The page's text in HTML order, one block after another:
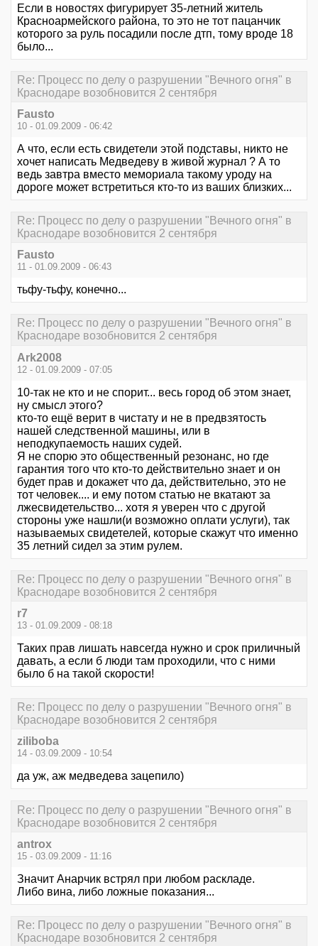
Если в новостях фигурирует 35-летний житель
Красноармейского района, то это не тот пацанчик
которого за руль посадили после дтп, тому вроде 18
было...
Re: Процесс по делу о разрушении "Вечного огня" в
Краснодаре возобновится 2 сентября
Fausto
10 - 01.09.2009 - 06:42
А что, если есть свидетели этой подставы, никто не
хочет написать Медведеву в живой журнал ? А то
ведь завтра вместо мемориала такому уроду на
дороге может встретиться кто-то из ваших близких...
Re: Процесс по делу о разрушении "Вечного огня" в
Краснодаре возобновится 2 сентября
Fausto
11 - 01.09.2009 - 06:43
тьфу-тьфу, конечно...
Re: Процесс по делу о разрушении "Вечного огня" в
Краснодаре возобновится 2 сентября
Ark2008
12 - 01.09.2009 - 07:05
10-так не кто и не спорит... весь город об этом знает,
ну смысл этого?
кто-то ещё верит в чистату и не в предвзятость
нашей следственной машины, или в
неподкупаемость наших судей.
Я не спорю это общественный резонанс, но где
гарантия того что кто-то действительно знает и он
будет прав и докажет что да, действительно, это не
тот человек.... и ему потом статью не вкатают за
лжесвидетельство... хотя я уверен что с другой
стороны уже нашли(и возможно оплати услуги), так
называемых свидетелей, которые скажут что именно
35 летний сидел за этим рулем.
Re: Процесс по делу о разрушении "Вечного огня" в
Краснодаре возобновится 2 сентября
r7
13 - 01.09.2009 - 08:18
Таких прав лишать навсегда нужно и срок приличный
давать, а если б люди там проходили, что с ними
было б на такой скорости!
Re: Процесс по делу о разрушении "Вечного огня" в
Краснодаре возобновится 2 сентября
ziliboba
14 - 03.09.2009 - 10:54
да уж, аж медведева зацепило)
Re: Процесс по делу о разрушении "Вечного огня" в
Краснодаре возобновится 2 сентября
antrox
15 - 03.09.2009 - 11:16
Значит Анарчик встрял при любом раскладе.
Либо вина, либо ложные показания...
Re: Процесс по делу о разрушении "Вечного огня" в
Краснодаре возобновится 2 сентября